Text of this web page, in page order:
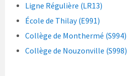
Ligne Régulière (LR13)
École de Thilay (E991)
Collège de Monthermé (S994)
Collège de Nouzonville (S998)